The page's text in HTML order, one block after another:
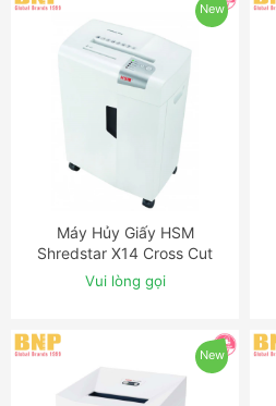
New
ĐẶT NGAY
Máy Hủy Giấy HSM
Shredstar X14 Cross Cut
Shredder
Vui lòng gọi
New